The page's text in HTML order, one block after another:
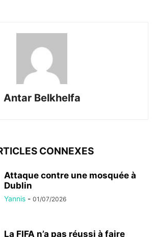
Antar Belkhelfa
CONNEXES
Attaque contre une mosquée à
Dublin
Yannis - 01/07/2026
La FIFA n’a pas réussi à faire